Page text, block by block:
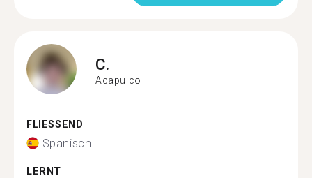
C.
Acapulco
FLIESSEND
Spanisch
LERNT